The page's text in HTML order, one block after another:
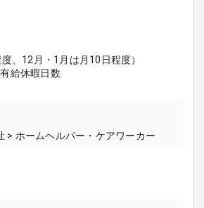
、12月・1月は月10日程度）
給休暇日数
> ホームヘルパー・ケアワーカー